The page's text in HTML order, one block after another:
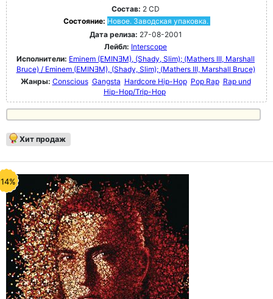
Состав: 2 CD
Состояние: Новое. Заводская упаковка.
Дата релиза: 27-08-2001
Лейбл: Interscope
Исполнители: Eminem (EMINƎM), (Shady, Slim); (Mathers III, Marshall
Bruce) / Eminem (EMINƎM), (Shady, Slim); (Mathers III, Marshall Bruce)
Жанры: Conscious Gangsta Hardcore Hip-Hop Pop Rap Rap und
Hip-Hop/Trip-Hop
Хит продаж